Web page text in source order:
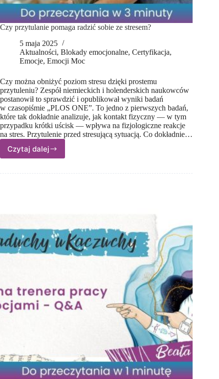
Czy przytulanie pomaga radzić sobie ze stresem?
5 maja 2025
Aktualności, Blokady emocjonalne, Certyfikacja,
Emocje, Emocji Moc
Czy można obniżyć poziom stresu dzięki prostemu
przytuleniu? Zespół niemieckich i holenderskich naukowców
postanowił to sprawdzić i opublikował wyniki badań
w czasopiśmie „PLOS ONE”. To jedno z pierwszych badań,
które tak dokładnie analizuje, jak kontakt fizyczny — w tym
przypadku krótki uścisk — wpływa na fizjologiczne reakcje
na stres. Przytulenie przed stresującą sytuacją. Co dokładnie…
Czytaj dalejCzy przytulanie
radzić